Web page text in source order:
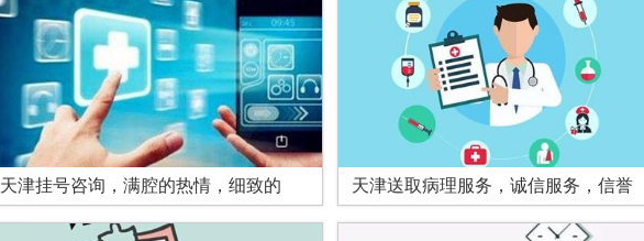
天津挂号咨询，满腔的热情，细致的 天津送取病理服务，诚信服务，信誉